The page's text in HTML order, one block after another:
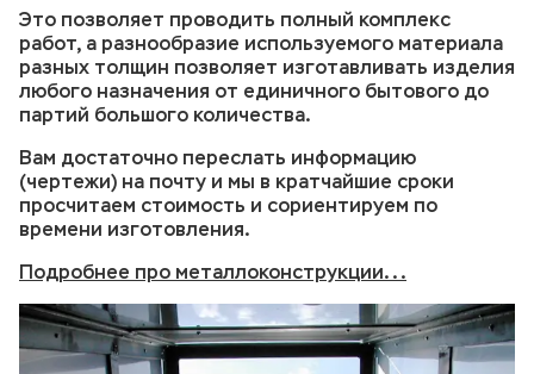
Это позволяет проводить полный комплекс
работ, а разнообразие используемого материала
разных толщин позволяет изготавливать изделия
любого назначения от единичного бытового до
партий большого количества.
Вам достаточно переслать информацию
(чертежи) на почту и мы в кратчайшие сроки
просчитаем стоимость и сориентируем по
времени изготовления.
Подробнее про металлоконструкции